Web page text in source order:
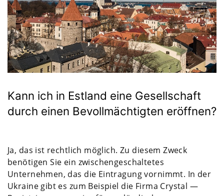
Kann ich in Estland eine Gesellschaft
durch einen Bevollmächtigten eröffnen?
Ja, das ist rechtlich möglich. Zu diesem Zweck
benötigen Sie ein zwischengeschaltetes
Unternehmen, das die Eintragung vornimmt. In der
Ukraine gibt es zum Beispiel die Firma Crystal —